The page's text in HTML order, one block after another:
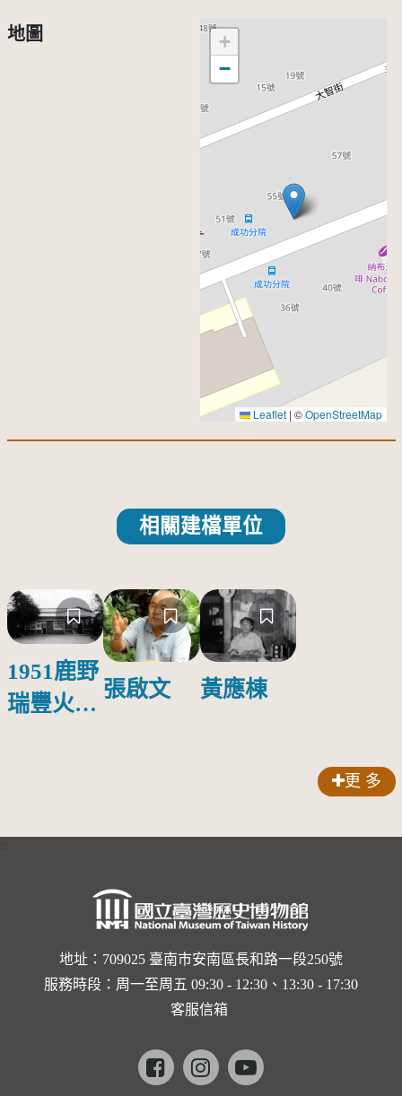
地圖
+
−
Leaflet | ©OpenStreetMap
相關建檔單位
1951鹿野
瑞豐火車
張啟文 黃應棟
更 多
地址：709025 臺南市安南區長和路一段250號
服務時段：周一至周五 09:30 - 12:30、13:30 - 17:30
客服信箱
Facebookinstagramyoutube